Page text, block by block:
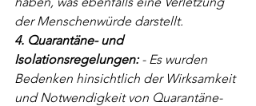
der Menschenwürde darstellt.
4. Quarantäne- und
Isolationsregelungen: - Es wurden
Bedenken hinsichtlich der Wirksamkeit
und Notwendigkeit von Quarantäne-